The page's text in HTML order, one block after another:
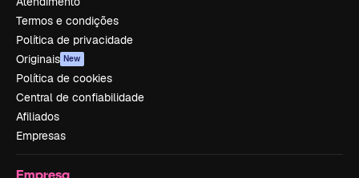
Termos e condições
Política de privacidade
Originais New
Política de cookies
Central de confiabilidade
Afiliados
Empresas
Empresa